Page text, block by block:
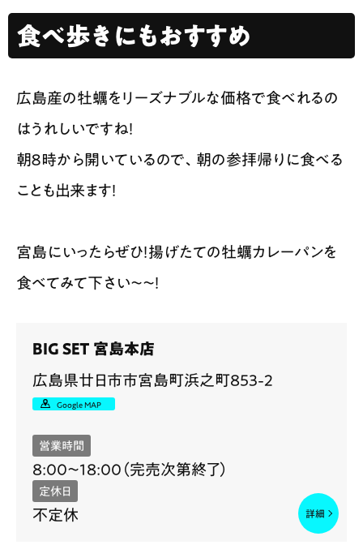
食べ歩きにもおすすめ
広島産の牡蠣をリーズナブルな価格で食べれるの
はうれしいですね！
朝８時から開いているので、朝の参拝帰りに食べる
ことも出来ます！
宮島にいったらぜひ！揚げたての牡蠣カレーパンを
食べてみて下さい〜〜！
BIG SET 宮島本店
広島県廿日市市宮島町浜之町853-2
Google MAP
営業時間
8:00〜18:00（完売次第終了）
定休日
不定休